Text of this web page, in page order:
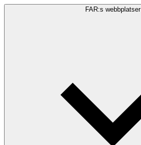
FAR:s webbplatser